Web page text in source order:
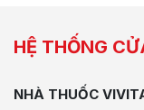
HỆ THỐNG
NHÀ THUỐC